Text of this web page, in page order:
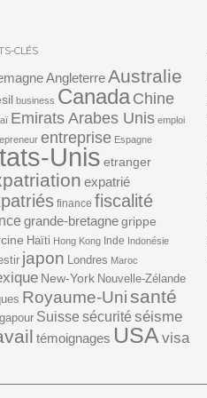
CLÉS
AngleterreAustralie
business CanadaChine
Emirats Arabes Unis emploi
entreprise Espagne
Unis etranger
expatrié
finance fiscalité
grande-bretagnegrippe
Haïti Hong Kong Inde Indonésie
japon Londres Maroc
New-York Nouvelle-Zélande
Royaume-Unisanté
Suisse sécurité séisme
témoignages USA visa